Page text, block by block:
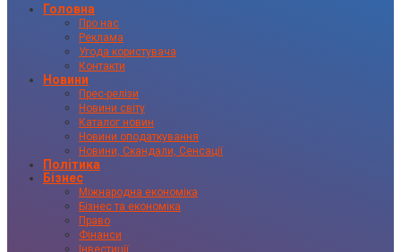
Головна
Про нас
Реклама
Угода користувача
Контакти
Новини
Прес-релізи
Новини світу
Каталог новин
Новини оподаткування
Новини, Скандали, Сенсації
Політика
Бізнес
Міжнародна економіка
Бізнес та економіка
Право
Фінанси
Інвестиції